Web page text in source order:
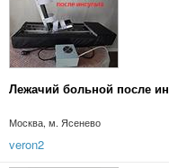
Лежачий больной после
Москва, м. Ясенево
veron2